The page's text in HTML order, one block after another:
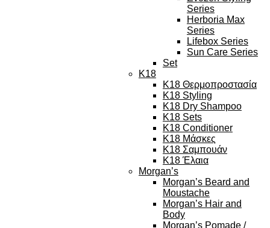
Series
Herboria Max
Series
Lifebox Series
Sun Care Series
Set
K18
K18 Θερμοπροστασία
K18 Styling
K18 Dry Shampoo
K18 Sets
K18 Conditioner
K18 Μάσκες
K18 Σαμπουάν
K18 Έλαια
Morgan’s
Morgan’s Beard and
Moustache
Morgan’s Hair and
Body
Morgan’s Pomade /